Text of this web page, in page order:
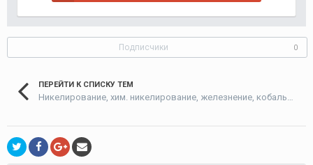
Подписчики 0
ПЕРЕЙТИ К СПИСКУ ТЕМ
Никелирование, хим. никелирование, железнение, кобальтирование